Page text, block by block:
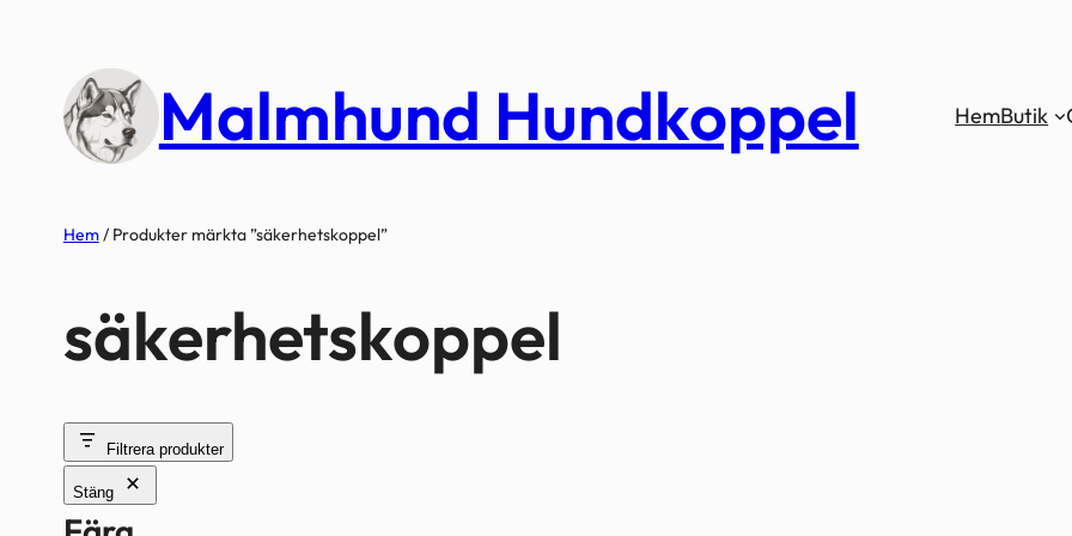
innehåll
Malmhund Hundkoppel HemButik
Hem/ Produkter märkta ”säkerhetskoppel”
säkerhetskoppel
Filtrera produkter
Stäng